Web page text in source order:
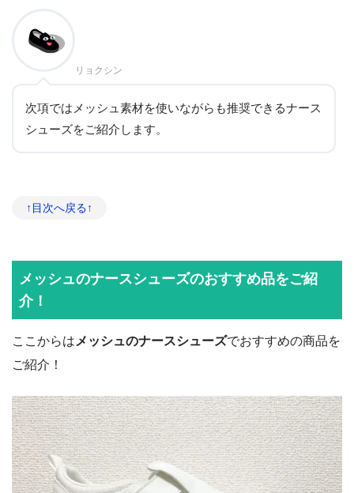
リョクシン
次項ではメッシュ素材を使いながらも推奨できるナース
シューズをご紹介します。
↑目次へ戻る↑
メッシュのナースシューズのおすすめ品をご紹
介！
ここからは メッシュのナースシューズでおすすめの商品を
ご紹介！